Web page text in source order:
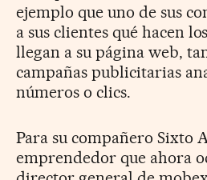
ejemplo que uno de sus
a sus clientes qué hacen
llegan a su página web,
campañas publicitarias
números o clics.
Para su compañero Sixto
emprendedor que ahora